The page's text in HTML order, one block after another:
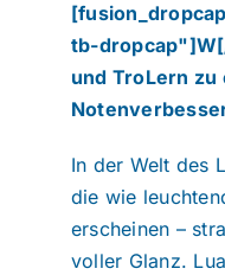
tb-
und TroLern
In der Welt des
die wie
erscheinen –
voller Glanz.